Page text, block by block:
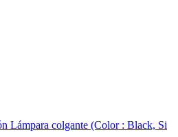
Lámpara colgante (Color : Black, Si